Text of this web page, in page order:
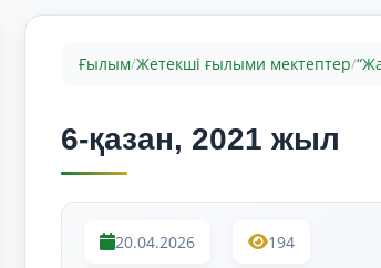
Ғылым/Жетекші ғылыми мектептер/
6-қазан, 2021 жыл
20.04.2026 194